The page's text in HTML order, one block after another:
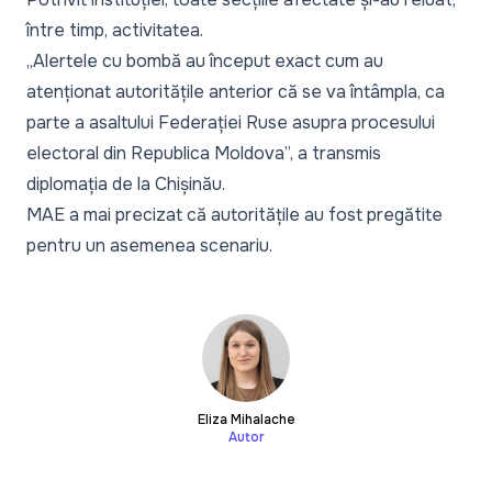
între timp, activitatea.
„Alertele cu bombă au început exact cum au
atenționat autoritățile anterior că se va întâmpla, ca
parte a asaltului Federației Ruse asupra procesului
electoral din Republica Moldova”, a transmis
diplomația de la Chișinău.
MAE a mai precizat că autoritățile au fost pregătite
pentru un asemenea scenariu.
Eliza Mihalache
Autor